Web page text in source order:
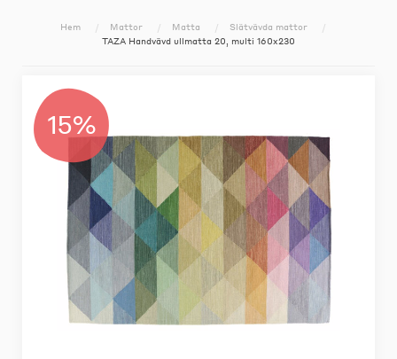
Hem Mattor Matta
Slätvävda mattor
TAZA Handvävd ullmatta 20, multi 160x230
15%